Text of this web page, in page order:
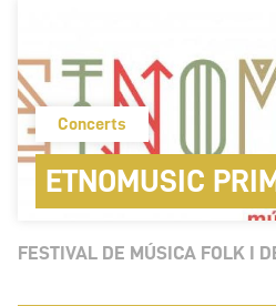
Concerts
ETNOMUSIC
FESTIVAL DE MÚSICA FOLK I